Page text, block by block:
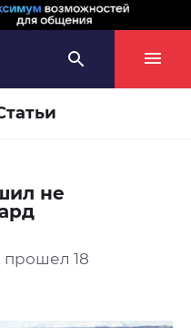
не
прошел 18